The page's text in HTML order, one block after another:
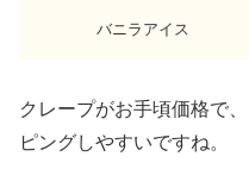
バニラアイス
クレープがお手頃価格で
ピングしやすいですね。